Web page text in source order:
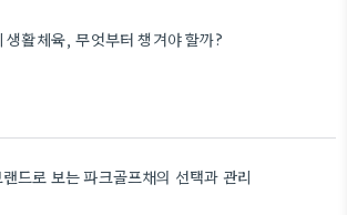
생활체육, 무엇부터 챙겨야 할까?
드로 보는 파크골프채의 선택과 관리